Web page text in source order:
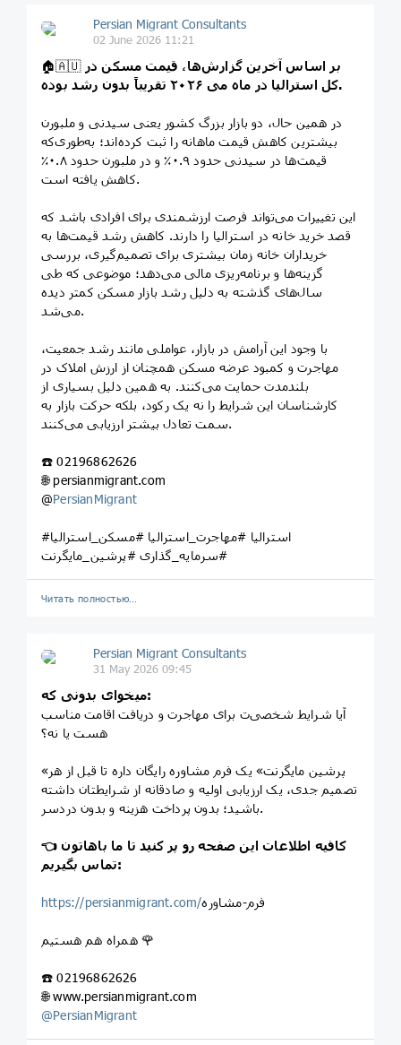
Persian Migrant Consultants
02 June 2026 11:21
🏠🇦🇺 بر اساس آخرین گزارش‌ها، قیمت مسکن در
کل استرالیا در ماه می ۲۰۲۶ تقریباً بدون رشد بوده.
در همین حال، دو بازار بزرگ کشور یعنی سیدنی و ملبورن
بیشترین کاهش قیمت ماهانه را ثبت کرده‌اند؛ به‌طوری‌که
قیمت‌ها در سیدنی حدود ۰.۹٪ و در ملبورن حدود ۰.۸٪
کاهش یافته است.
این تغییرات می‌تواند فرصت ارزشمندی برای افرادی باشد که
قصد خرید خانه در استرالیا را دارند. کاهش رشد قیمت‌ها به
خریداران خانه زمان بیشتری برای تصمیم‌گیری، بررسی
گزینه‌ها و برنامه‌ریزی مالی می‌دهد؛ موضوعی که طی
سال‌های گذشته به دلیل رشد بازار مسکن کمتر دیده
می‌شد.
با وجود این آرامش در بازار، عواملی مانند رشد جمعیت،
مهاجرت و کمبود عرضه مسکن همچنان از ارزش املاک در
بلندمدت حمایت می‌کنند. به همین دلیل بسیاری از
کارشناسان این شرایط را نه یک رکود، بلکه حرکت بازار به
سمت تعادل بیشتر ارزیابی می‌کنند.
☎️ 02196862626
🌐 persianmigrant.com
@PersianMigrant
#استرالیا #مهاجرت_استرالیا #مسکن_استرالیا
#سرمایه_گذاری #پرشین_مایگرنت
Читать полностью…
Persian Migrant Consultants
31 May 2026 09:45
میخوای بدونی که:
آیا شرایط شخصی‌ت برای مهاجرت و دریافت اقامت مناسب
هست یا نه؟
«پرشین مایگرنت» یک فرم مشاوره رایگان داره تا قبل از هر
تصمیم جدی، یک ارزیابی اولیه و صادقانه از شرایطتان داشته
باشید؛ بدون پرداخت هزینه و بدون دردسر.
👈 کافیه اطلاعات این صفحه رو پر کنید تا ما باهاتون
تماس بگیریم:
https://persianmigrant.com/فرم-مشاوره
همراه هم هستیم 🌹
☎️ 02196862626
🌐 www.persianmigrant.com
@PersianMigrant